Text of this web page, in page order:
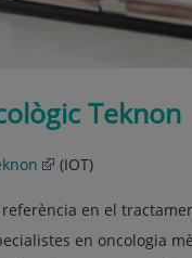
Teknon
(IOT)
en el
en oncologia